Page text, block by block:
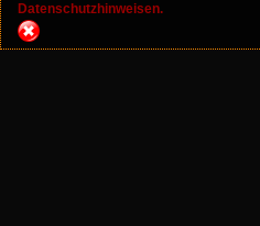
Datenschutzhinweisen.